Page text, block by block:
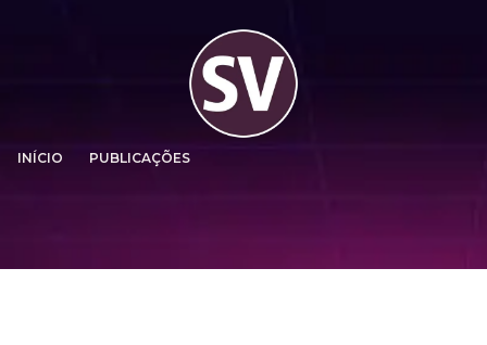
INÍCIO PUBLICAÇÕES